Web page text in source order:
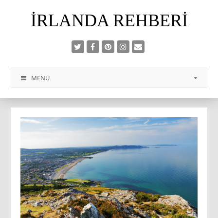
İRLANDA REHBERI
MENÜ